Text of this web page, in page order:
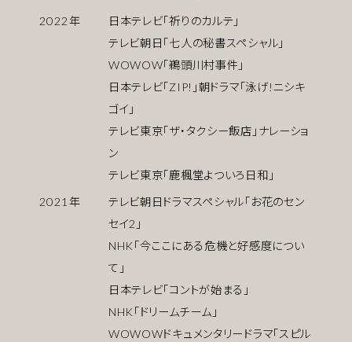
2022年
日本テレビ「祈りのカルテ」
テレビ朝日「七人の秘書スペシャル」
WOWOW「鵜頭川村事件」
日本テレビ「ZIP!」朝ドラマ「泳げ!ニシキ
ゴイ」
テレビ東京「ザ・タクシー飯店」ナレーショ
ン
テレビ東京「鹿楓堂よついろ日和」
2021 年
テレビ朝日ドラマスペシャル「お花のセン
セイ2」
NHK「今ここにある危機と好感度につい
て」
日本テレビ「コントが始まる」
NHK「ドリームチーム」
WOWOWドキュメンタリードラマ「スピル